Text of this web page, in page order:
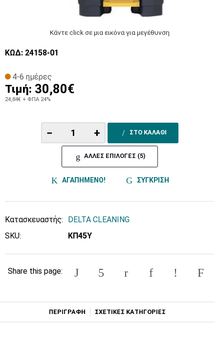
Κάντε click σε μια εικόνα για μεγέθυνση
ΚΩΔ: 24158-01
4-6 ημέρες
Τιμή: 30,80€
24,84€ + ΦΠΑ 24%
− + ΣΤΟ ΚΑΛΑΘΙ
ΑΛΛΕΣ ΕΠΙΛΟΓΕΣ (5)
ΑΓΑΠΗΜΕΝΟ! ΣΥΓΚΡΙΣΗ
Κατασκευαστής:
DELTA CLEANING
SKU:
ΚΠ45Υ
Share this page:
ΠΕΡΙΓΡΑΦΗ ΣΧΕΤΙΚΕΣ ΚΑΤΗΓΟΡΙΕΣ